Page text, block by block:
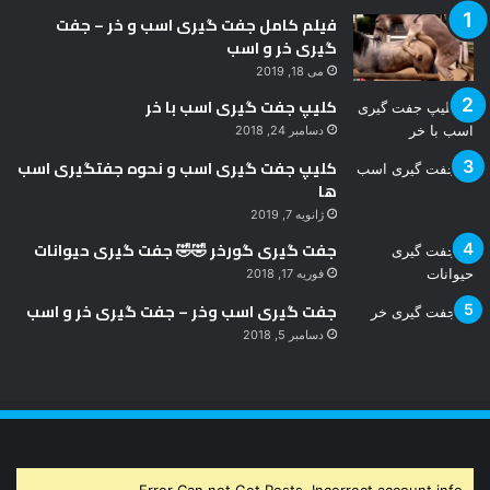
فیلم کامل جفت گیری اسب و خر – جفت
گیری خر و اسب
می 18, 2019
کلیپ جفت گیری اسب با خر
دسامبر 24, 2018
کلیپ جفت گیری اسب و نحوه جفتگیری اسب
ها
ژانویه 7, 2019
جفت گیری گورخر 🤣🤣 جفت گیری حیوانات
فوریه 17, 2018
جفت گیری اسب وخر – جفت گیری خر و اسب
دسامبر 5, 2018